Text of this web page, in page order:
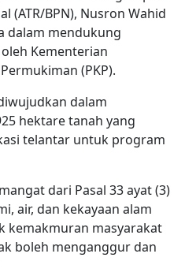
(ATR/BPN), Nusron Wahid
dalam mendukung
Kementerian
(PKP).
dalam
hektare tanah yang
telantar untuk program
dari Pasal 33 ayat (3)
air, dan kekayaan alam
kemakmuran masyarakat
boleh menganggur dan